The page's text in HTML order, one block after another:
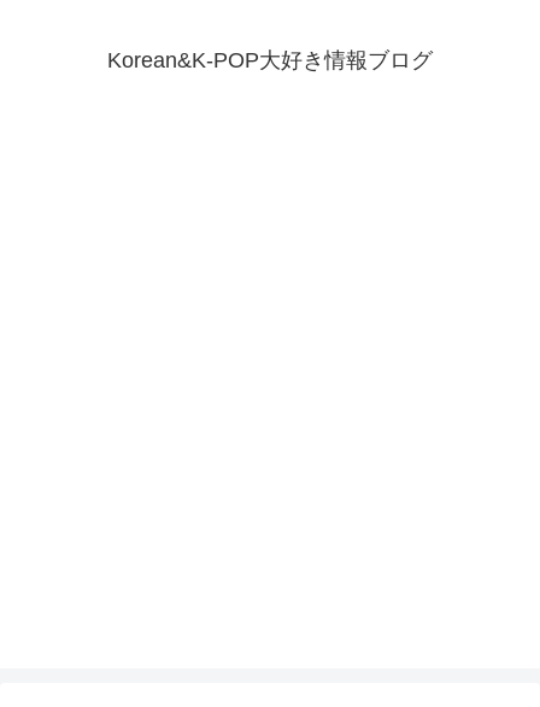
Korean&K-POP大好き情報ブログ